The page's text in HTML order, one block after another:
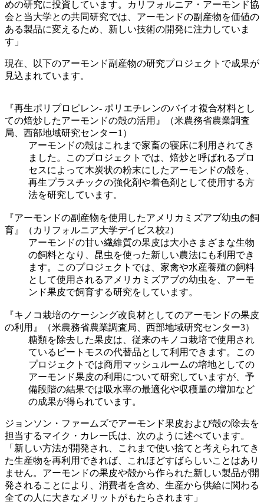
めの研究に投資しています。カリフォルニア・アーモンド協
会と当大学との共同研究では、アーモンドの副産物を価値の
ある製品に変えるため、新しい技術の開発に注力していま
す」
現在、以下のアーモンド副産物の研究プロジェクトで成果が
見込まれています。
『再生ポリプロピレン- ポリエチレンのバイオ複合材料とし
ての焙炒したアーモンドの殻の活用』（米農務省農業調査
局、西部地域研究センター1）
アーモンドの殻はこれまで家畜の寝床に利用されてき
ました。このプロジェクトでは、焙炒と呼ばれるプロ
セスによって木炭状の粉末にしたアーモンドの殻を、
再生プラスチックの強化剤や着色剤として使用する方
法を研究しています。
『アーモンドの副産物を使用したアメリカミズアブ幼虫の飼
育』（カリフォルニア大学デイビス校2）
アーモンドの甘い繊維質の果皮は大小さまざまな生物
の飼料となり、昆虫を使った新しい農法にも利用でき
ます。このプロジェクトでは、家禽や水産養殖の飼料
として使用されるアメリカミズアブの幼虫を、アーモ
ンド果皮で飼育する研究をしています。
『キノコ栽培のケーシング改良材としてのアーモンドの果皮
の利用』（米農務省農業調査局、西部地域研究センター3）
糖類を除去した果皮は、従来のキノコ栽培で使用され
ているピートモスの代替品として利用できます。この
プロジェクトでは商用マッシュルームの培地としての
アーモンド果皮の利用について研究していますが、予
備段階の結果では吸水率の最適化や収穫量の増加など
の成果が得られています。
ジョンソン・ファームズでアーモンド果皮および殻の除去を
担当するマイク・カレー氏は、次のように述べています。
「新しい方法が開発され、これまで使い捨てと考えられてき
た生産物を再利用できれば、これほどすばらしいことはあり
ません。アーモンドの果皮や殻から作られた新しい製品が開
発されることにより、消費者を含め、生産から供給に関わる
全ての人に大きなメリットがもたらされます」